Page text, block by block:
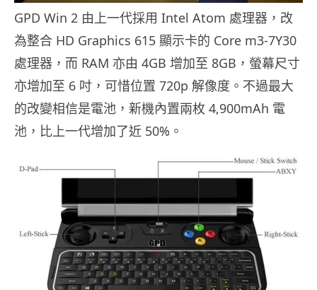
GPD Win 2 由上一代採用 Intel Atom 處理器，改
為整合 HD Graphics 615 顯示卡的 Core m3-7Y30
處理器，而 RAM 亦由 4GB 增加至 8GB，螢幕尺寸
亦增加至 6 吋，可惜位置 720p 解像度。不過最大
的改變相信是電池，新機內置兩枚 4,900mAh 電
池，比上一代增加了近 50%。